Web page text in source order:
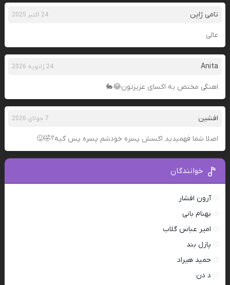
تامی ژاپن 24 اکتبر 2025
عالی
Anita 24 ژانویه 2026
اهنگی مختص به اکسای عزیزتون😂🐇
افشین 7 جولای 2026
اصلا شما فهمیدید اکسش پسره خودشم پسره پس گیه؟🤣😛
خوانندگان
آرون افشار
بهنام بانی
امیر عباس گلاب
پازل بند
حمید هیراد
د دن